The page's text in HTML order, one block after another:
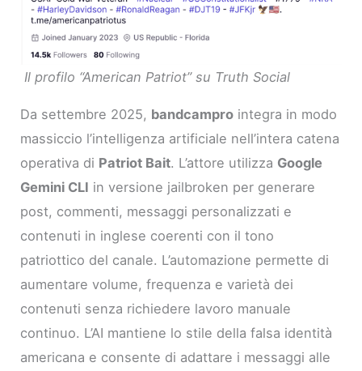
Il profilo “American Patriot” su Truth Social
Da settembre 2025, bandcampro integra in modo
massiccio l’intelligenza artificiale nell’intera catena
operativa di Patriot Bait. L’attore utilizza Google
Gemini CLI in versione jailbroken per generare
post, commenti, messaggi personalizzati e
contenuti in inglese coerenti con il tono
patriottico del canale. L’automazione permette di
aumentare volume, frequenza e varietà dei
contenuti senza richiedere lavoro manuale
continuo. L’AI mantiene lo stile della falsa identità
americana e consente di adattare i messaggi alle